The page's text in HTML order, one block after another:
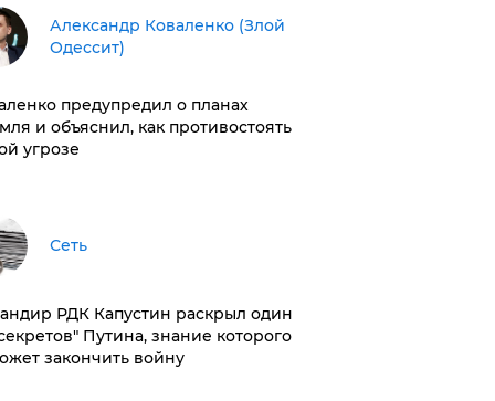
Александр Коваленко (Злой
Одессит)
предупредил о планах
и объяснил, как противостоять
угрозе
Сеть
РДК Капустин раскрыл один
Путина, знание которого
закончить войну